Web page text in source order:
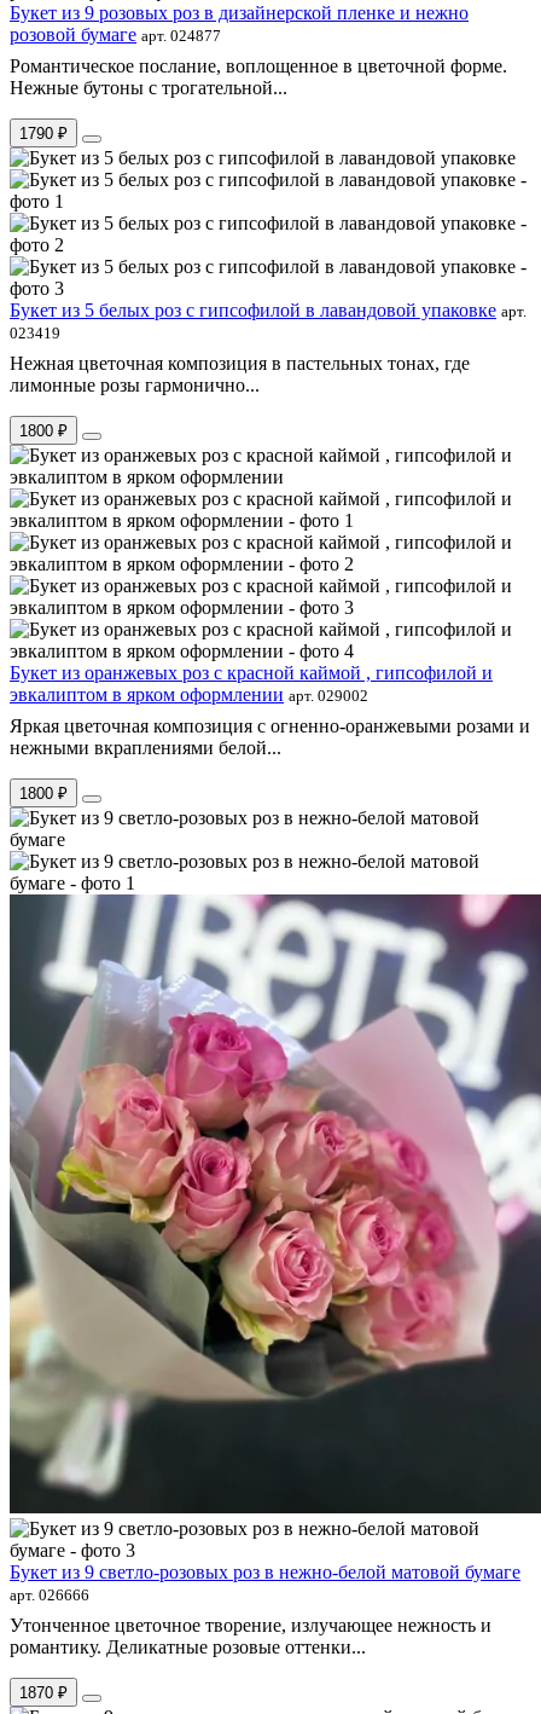
Букет из 9 розовых роз в дизайнерской пленке и нежно
розовой бумаге арт. 024877
Романтическое послание, воплощенное в цветочной форме.
Нежные бутоны с трогательной...
1790 ₽
Букет из 5 белых роз с гипсофилой в лавандовой упаковке арт.
023419
Нежная цветочная композиция в пастельных тонах, где
лимонные розы гармонично...
1800 ₽
Букет из оранжевых роз с красной каймой , гипсофилой и
эвкалиптом в ярком оформлении арт. 029002
Яркая цветочная композиция с огненно-оранжевыми розами и
нежными вкраплениями белой...
1800 ₽
Букет из 9 светло-розовых роз в нежно-белой матовой бумаге
арт. 026666
Утонченное цветочное творение, излучающее нежность и
романтику. Деликатные розовые оттенки...
1870 ₽